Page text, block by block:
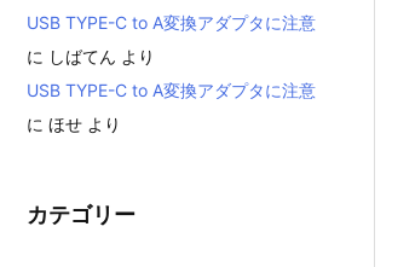
USB TYPE-C to A変換アダプタに注意
に しばてん より
USB TYPE-C to A変換アダプタに注意
に ほせ より
カテゴリー